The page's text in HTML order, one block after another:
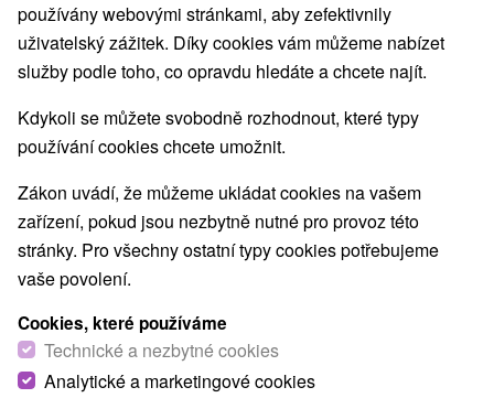
Vyberte lokalitu nebo termín
Nejprodávanější
1.
používány webovými stránkami, aby zefektivnily
uživatelský zážitek. Díky cookies vám můžeme nabízet
služby podle toho, co opravdu hledáte a chcete najít.
Kdykoli se můžete svobodně rozhodnout, které typy
používání cookies chcete umožnit.
Zákon uvádí, že můžeme ukládat cookies na vašem
zařízení, pokud jsou nezbytně nutné pro provoz této
stránky. Pro všechny ostatní typy cookies potřebujeme
vaše povolení.
Cookies, které používáme
Technické a nezbytné cookies
Analytické a marketingové cookies